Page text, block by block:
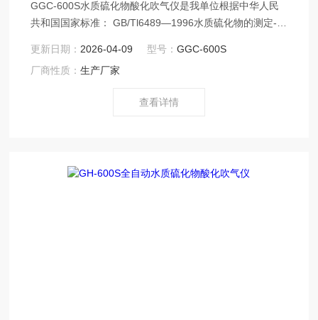
GGC-600S水质硫化物酸化吹气仪是我单位根据中华人民
共和国国家标准： GB/Tl6489—1996水质硫化物的测定-亚
物测定的样品前处理需要。适用于地面水、地下水、生活
污水和 工业废水中硫化物的测定。该产品具有容易控制、
更新日期： 2026-04-09 型号：GGC-600S
厂商性质：生产厂家
查看详情